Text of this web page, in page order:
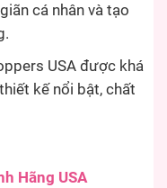
cá nhân và tạo
USA được khá
kế nổi bật, chất
Hãng USA